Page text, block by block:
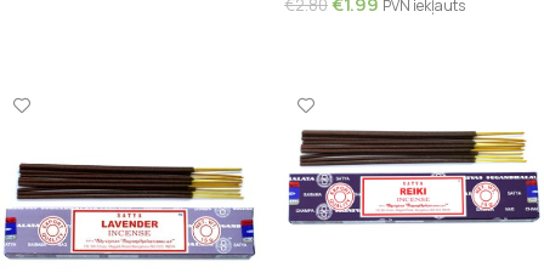
€2.80
PVN iekļauts